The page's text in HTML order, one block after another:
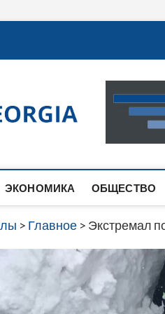
САМАЯ
САЙТЕ ВЫ
ЭКОНОМИКА ОБЩЕСТВО
> Главное > Экстремал